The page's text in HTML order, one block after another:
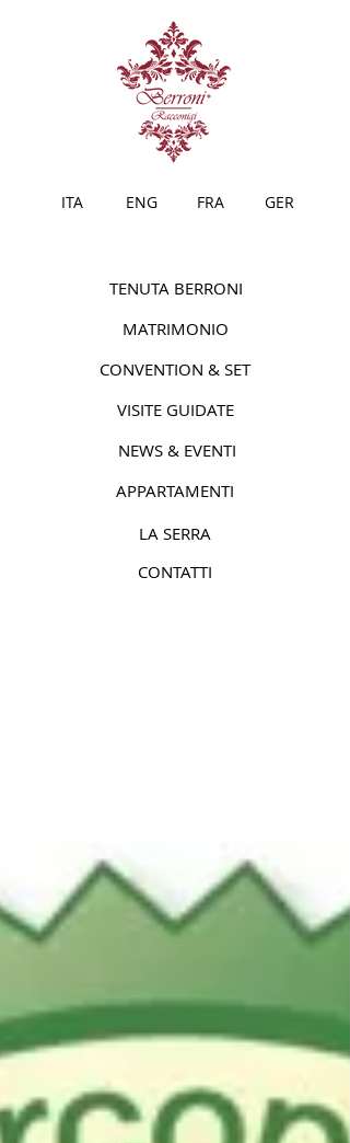
ITA ENG FRA GER
TENUTA BERRONI
MATRIMONIO
CONVENTION & SET
VISITE GUIDATE
NEWS & EVENTI
APPARTAMENTI
LA SERRA
CONTATTI